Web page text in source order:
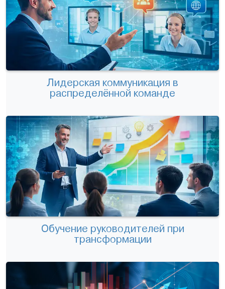
Лидерская коммуникация в
распределённой команде
Обучение руководителей при
трансформации